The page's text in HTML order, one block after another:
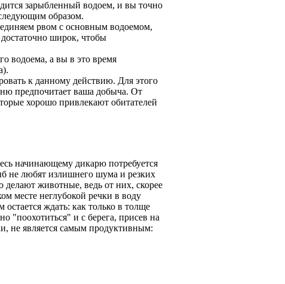
зарыбленный водоем, и вы точно
образом.
рвом с основным водоемом,
достаточно широк, чтобы
водоема, а вы в это время
к данному действию. Для этого
предпочитает ваша добыча. От
хорошо привлекают обитателей
начинающему дикарю потребуется
не любят излишнего шума и резких
делают животные, ведь от них, скорее
месте неглубокой речки в воду
ждать: как только в толще
"поохотиться" и с берега, присев на
не является самым продуктивным: